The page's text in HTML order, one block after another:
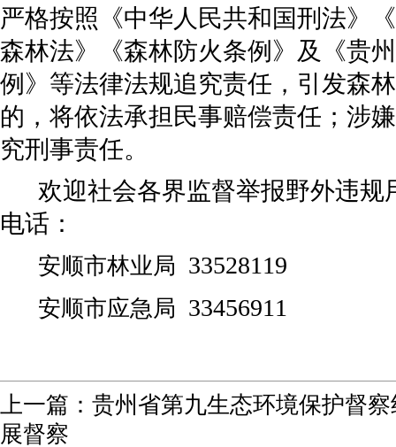
严格按照《中华人民共和国刑法》
森林法》《森林防火条例》及《贵
例》等法律法规追究责任， 引发森
的，将依法承担民事赔偿责任 ； 涉
究刑事责任。
欢迎社会各界监督举报野外违规
电话：
安顺市林业局 33528119
安顺市应急局 33456911
上一篇： 贵州省第九生态环境保护督
展督察